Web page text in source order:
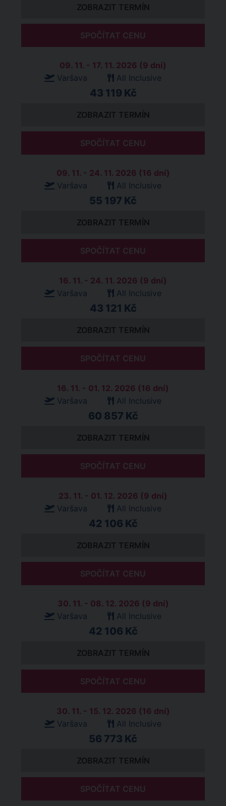
ZOBRAZIT TERMÍN
SPOČÍTAT CENU
09. 11. - 17. 11. 2026 (9 dní)
Varšava
All Inclusive
43 119 Kč
ZOBRAZIT TERMÍN
SPOČÍTAT CENU
09. 11. - 24. 11. 2026 (16 dní)
Varšava
All Inclusive
55 197 Kč
ZOBRAZIT TERMÍN
SPOČÍTAT CENU
16. 11. - 24. 11. 2026 (9 dní)
Varšava
All Inclusive
43 121 Kč
ZOBRAZIT TERMÍN
SPOČÍTAT CENU
16. 11. - 01. 12. 2026 (16 dní)
Varšava
All Inclusive
60 857 Kč
ZOBRAZIT TERMÍN
SPOČÍTAT CENU
23. 11. - 01. 12. 2026 (9 dní)
Varšava
All Inclusive
42 106 Kč
ZOBRAZIT TERMÍN
SPOČÍTAT CENU
30. 11. - 08. 12. 2026 (9 dní)
Varšava
All Inclusive
42 106 Kč
ZOBRAZIT TERMÍN
SPOČÍTAT CENU
30. 11. - 15. 12. 2026 (16 dní)
Varšava
All Inclusive
56 773 Kč
ZOBRAZIT TERMÍN
SPOČÍTAT CENU